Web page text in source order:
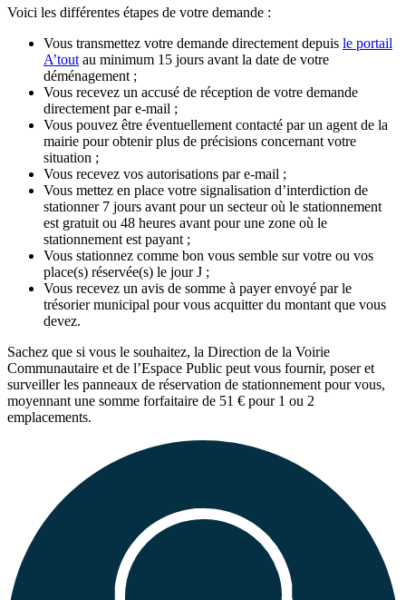
Voici les différentes étapes de votre demande :
Vous transmettez votre demande directement depuis le portail
A’tout au minimum 15 jours avant la date de votre
déménagement ;
Vous recevez un accusé de réception de votre demande
directement par e-mail ;
Vous pouvez être éventuellement contacté par un agent de la
mairie pour obtenir plus de précisions concernant votre
situation ;
Vous recevez vos autorisations par e-mail ;
Vous mettez en place votre signalisation d’interdiction de
stationner 7 jours avant pour un secteur où le stationnement
est gratuit ou 48 heures avant pour une zone où le
stationnement est payant ;
Vous stationnez comme bon vous semble sur votre ou vos
place(s) réservée(s) le jour J ;
Vous recevez un avis de somme à payer envoyé par le
trésorier municipal pour vous acquitter du montant que vous
devez.
Sachez que si vous le souhaitez, la Direction de la Voirie
Communautaire et de l’Espace Public peut vous fournir, poser et
surveiller les panneaux de réservation de stationnement pour vous,
moyennant une somme forfaitaire de 51 € pour 1 ou 2
emplacements.